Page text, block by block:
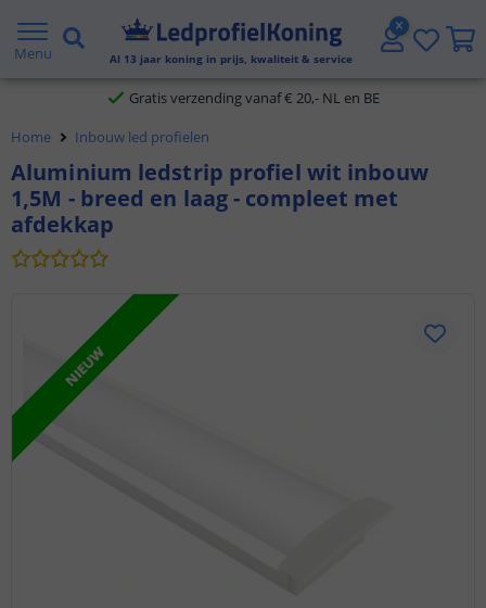
Menu Al 13 jaar koning in prijs, kwaliteit & service
2 jaar garantie
Gratis verzending vanaf € 20,- NL en BE
Klantbeoordeling 9.1
Voor 23:45 uur besteld,morgen in huis
Home Inbouw led profielen
Aluminium ledstrip profiel wit inbouw
1,5M - breed en laag - compleet met
afdekkap
NIEUW